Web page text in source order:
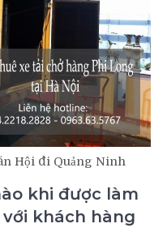
Hội đi Quảng Ninh
khi được làm
khách hàng